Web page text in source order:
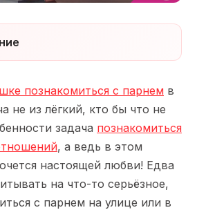
познакомиться с парнем в
не из лёгкий, кто бы что не
задача познакомиться
, а ведь в этом
настоящей любви! Едва
на что-то серьёзное,
с парнем на улице или в